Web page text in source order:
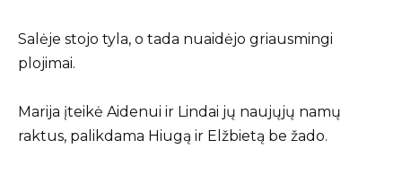
Salėje stojo tyla, o tada nuaidėjo griausmingi
plojimai.
Marija įteikė Aidenui ir Lindai jų naujųjų namų
raktus, palikdama Hiugą ir Elžbietą be žado.